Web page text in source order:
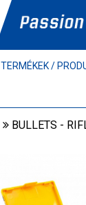
TERMÉKEK /
BULLETS -